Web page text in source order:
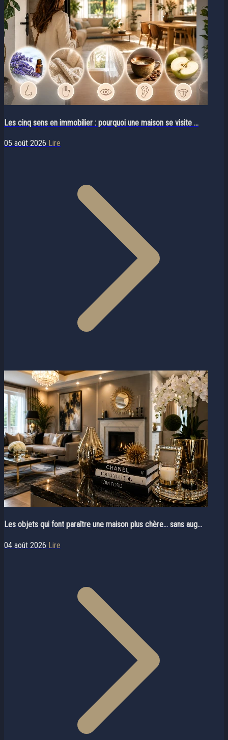
Les cinq sens en immobilier : pourquoi une maison se visite ...
05 août 2026 Lire
Les objets qui font paraître une maison plus chère… sans aug...
04 août 2026 Lire